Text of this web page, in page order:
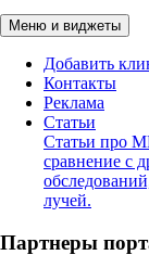
Меню и виджеты
Добавить
Контакты
Реклама
Статьи
Статьи про
сравнение с
лучей.
Партнеры